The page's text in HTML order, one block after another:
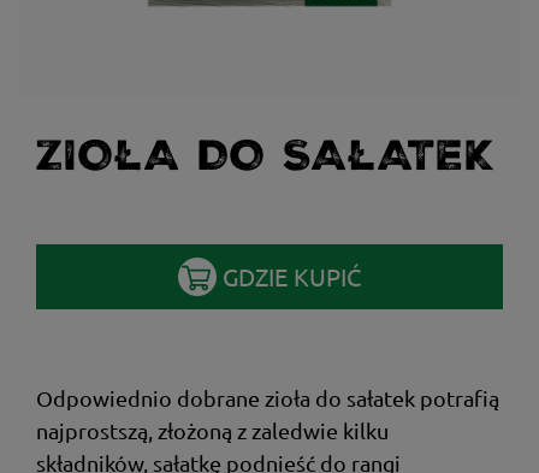
ZIOŁA DO SAŁATEK
GDZIE KUPIĆ
Odpowiednio dobrane zioła do sałatek potrafią
najprostszą, złożoną z zaledwie kilku
składników, sałatkę podnieść do rangi